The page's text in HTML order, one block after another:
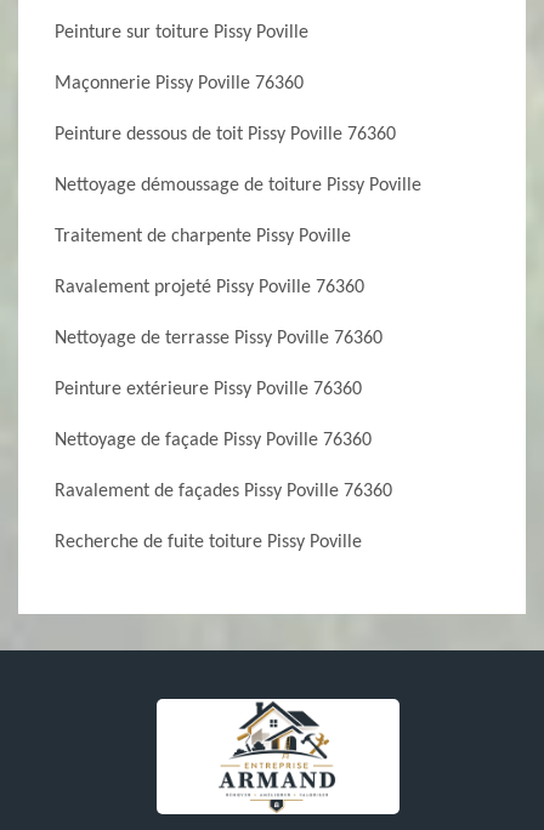
Peinture sur toiture Pissy Poville
Maçonnerie Pissy Poville 76360
Peinture dessous de toit Pissy Poville 76360
Nettoyage démoussage de toiture Pissy Poville
Traitement de charpente Pissy Poville
Ravalement projeté Pissy Poville 76360
Nettoyage de terrasse Pissy Poville 76360
Peinture extérieure Pissy Poville 76360
Nettoyage de façade Pissy Poville 76360
Ravalement de façades Pissy Poville 76360
Recherche de fuite toiture Pissy Poville